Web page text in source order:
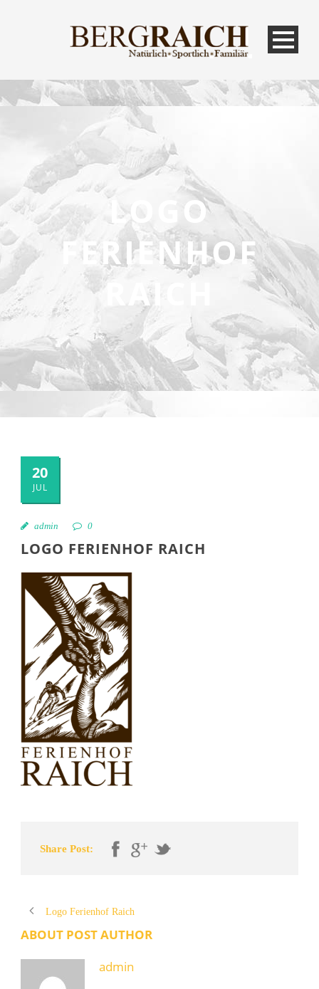
LOGO
FERIENHOF
RAICH
20
JUL
admin 0
LOGO FERIENHOF RAICH
Share Post:
Logo Ferienhof Raich
ABOUT POST AUTHOR
admin